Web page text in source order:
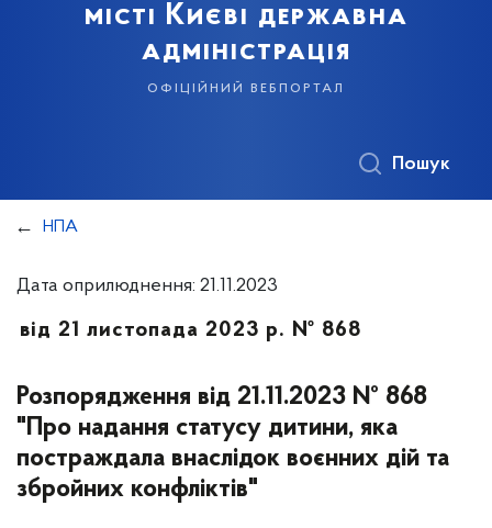
місті Києві державна
адміністрація
офіційний вебпортал
Пошук
НПА
Дата оприлюднення: 21.11.2023
від 21 листопада 2023 р. № 868
Розпорядження від 21.11.2023 № 868
"Про надання статусу дитини, яка
постраждала внаслідок воєнних дій та
збройних конфліктів"